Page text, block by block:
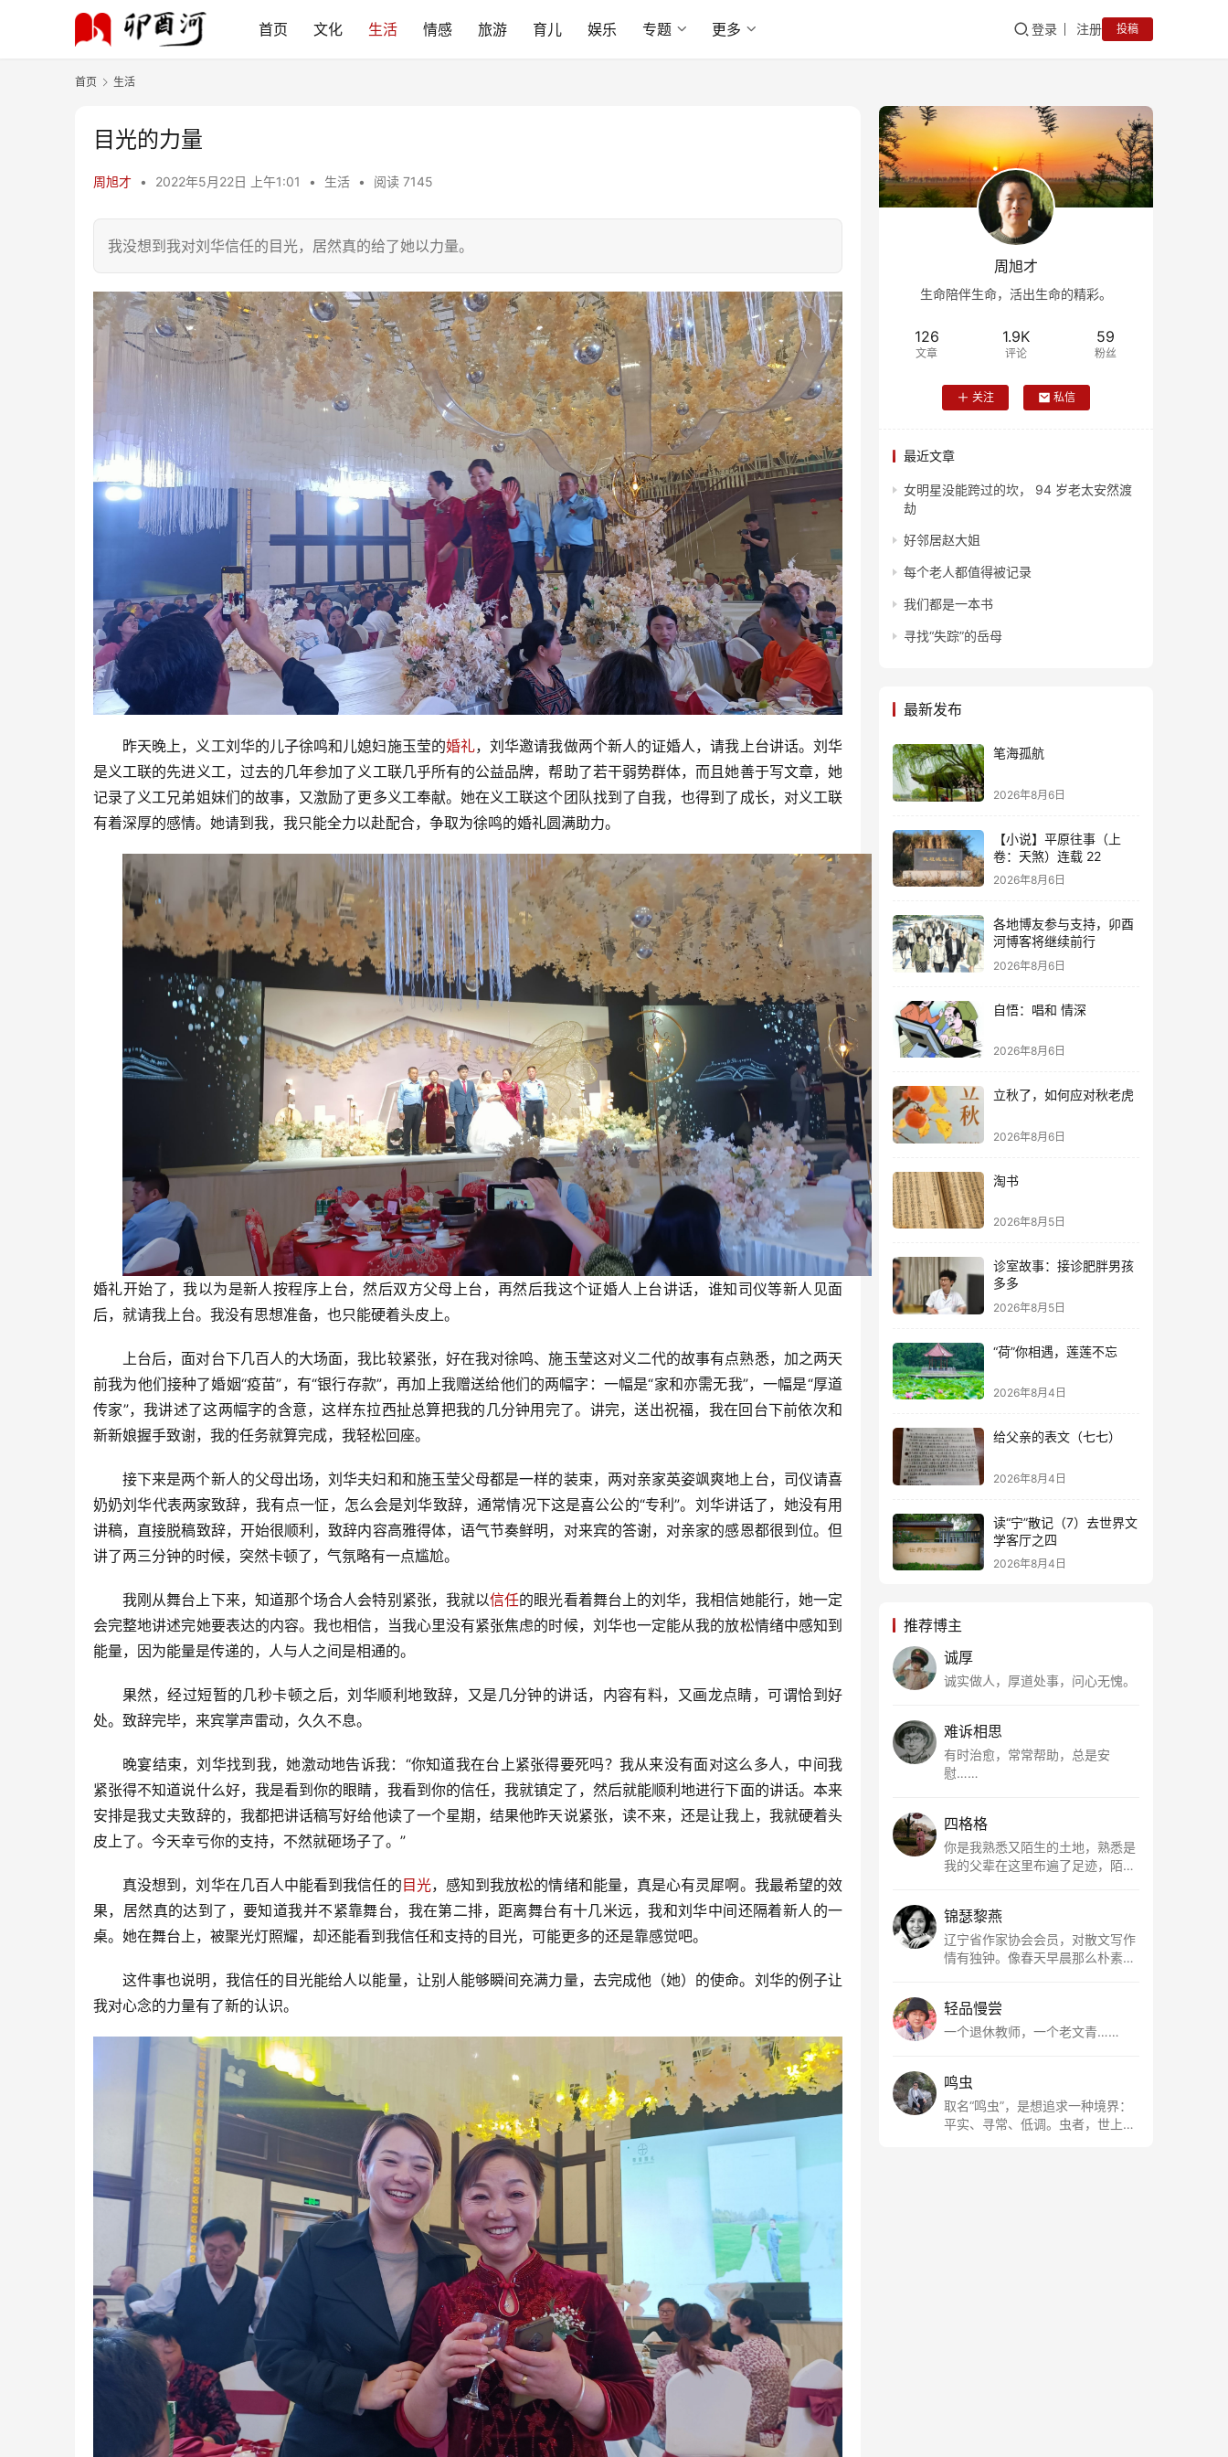
首页 文化 生活 情感 旅游 育儿 娱乐 专题 更多 登录 注册 投稿
首页 生活
目光的力量
周旭才 • 2022年5月22日 上午1:01 • 生活 • 阅读 7145
我没想到我对刘华信任的目光，居然真的给了她以力量。
昨天晚上，义工刘华的儿子徐鸣和儿媳妇施玉莹的婚礼，刘华邀请我做两个新人的证婚人，请我上台讲话。刘华
是义工联的先进义工，过去的几年参加了义工联几乎所有的公益品牌，帮助了若干弱势群体，而且她善于写文章，她
记录了义工兄弟姐妹们的故事，又激励了更多义工奉献。她在义工联这个团队找到了自我，也得到了成长，对义工联
有着深厚的感情。她请到我，我只能全力以赴配合，争取为徐鸣的婚礼圆满助力。
婚礼开始了，我以为是新人按程序上台，然后双方父母上台，再然后我这个证婚人上台讲话，谁知司仪等新人见面
后，就请我上台。我没有思想准备，也只能硬着头皮上。
上台后，面对台下几百人的大场面，我比较紧张，好在我对徐鸣、施玉莹这对义二代的故事有点熟悉，加之两天
前我为他们接种了婚姻“疫苗”，有“银行存款”，再加上我赠送给他们的两幅字：一幅是“家和亦需无我”，一幅是“厚道
传家”，我讲述了这两幅字的含意，这样东拉西扯总算把我的几分钟用完了。讲完，送出祝福，我在回台下前依次和
新新娘握手致谢，我的任务就算完成，我轻松回座。
接下来是两个新人的父母出场，刘华夫妇和和施玉莹父母都是一样的装束，两对亲家英姿飒爽地上台，司仪请喜
奶奶刘华代表两家致辞，我有点一怔，怎么会是刘华致辞，通常情况下这是喜公公的“专利”。刘华讲话了，她没有用
讲稿，直接脱稿致辞，开始很顺利，致辞内容高雅得体，语气节奏鲜明，对来宾的答谢，对亲家的感恩都很到位。但
讲了两三分钟的时候，突然卡顿了，气氛略有一点尴尬。
我刚从舞台上下来，知道那个场合人会特别紧张，我就以信任的眼光看着舞台上的刘华，我相信她能行，她一定
会完整地讲述完她要表达的内容。我也相信，当我心里没有紧张焦虑的时候，刘华也一定能从我的放松情绪中感知到
能量，因为能量是传递的，人与人之间是相通的。
果然，经过短暂的几秒卡顿之后，刘华顺利地致辞，又是几分钟的讲话，内容有料，又画龙点睛，可谓恰到好
处。致辞完毕，来宾掌声雷动，久久不息。
晚宴结束，刘华找到我，她激动地告诉我：“你知道我在台上紧张得要死吗？我从来没有面对这么多人，中间我
紧张得不知道说什么好，我是看到你的眼睛，我看到你的信任，我就镇定了，然后就能顺利地进行下面的讲话。本来
安排是我丈夫致辞的，我都把讲话稿写好给他读了一个星期，结果他昨天说紧张，读不来，还是让我上，我就硬着头
皮上了。今天幸亏你的支持，不然就砸场子了。”
真没想到，刘华在几百人中能看到我信任的 目光，感知到我放松的情绪和能量，真是心有灵犀啊。我最希望的效
果，居然真的达到了，要知道我并不紧靠舞台，我在第二排，距离舞台有十几米远，我和刘华中间还隔着新人的一
桌。她在舞台上，被聚光灯照耀，却还能看到我信任和支持的目光，可能更多的还是靠感觉吧。
这件事也说明，我信任的目光能给人以能量，让别人能够瞬间充满力量，去完成他（她）的使命。刘华的例子让
我对心念的力量有了新的认识。
周旭才
生命陪伴生命，活出生命的精彩。
126
文章
1.9K
评论
59
粉丝
关注 私信
最近文章
女明星没能跨过的坎， 94 岁老太安然渡
劫
好邻居赵大姐
每个老人都值得被记录
我们都是一本书
寻找“失踪”的岳母
最新发布
笔海孤航
2026年8月6日
【小说】平原往事（上
卷：天煞）连载 22
2026年8月6日
各地博友参与支持，卯酉
河博客将继续前行
2026年8月6日
自悟：唱和 情深
2026年8月6日
立秋了，如何应对秋老虎
2026年8月6日
淘书
2026年8月5日
诊室故事：接诊肥胖男孩
多多
2026年8月5日
“荷”你相遇，莲莲不忘
2026年8月4日
给父亲的表文（七七）
2026年8月4日
读“宁”散记（7）去世界文
学客厅之四
2026年8月4日
推荐博主
诚厚
诚实做人，厚道处事，问心无愧。
难诉相思
有时治愈，常常帮助，总是安
慰……
四格格
你是我熟悉又陌生的土地，熟悉是
我的父辈在这里布遍了足迹，陌生
根所在，我用文字慢慢认识你、慢
慢熟悉你。
锦瑟黎燕
辽宁省作家协会会员，对散文写作
情有独钟。像春天早晨那么朴素，
轻品慢尝
一个退休教师，一个老文青……
鸣虫
取名“鸣虫”，是想追求一种境界：
平实、寻常、低调。虫者，世上最